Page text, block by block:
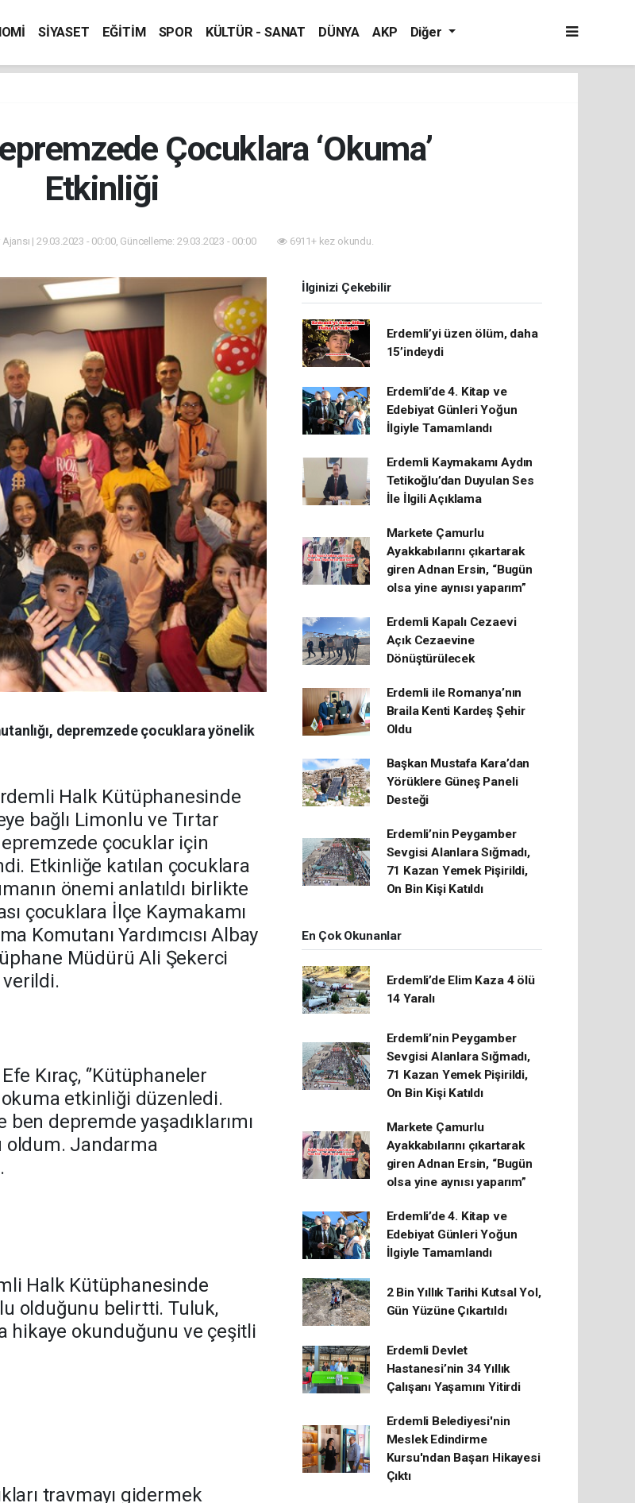
SİYASET EĞİTİM SPOR KÜLTÜR - SANAT DÜNYA AKP Diğer
Çocuklara ‘Okuma’
Etkinliği
| 29.03.2023 - 00:00, Güncelleme: 29.03.2023 - 00:00 6911+ kez okundu.
depremzede çocuklara yönelik
Halk Kütüphanesinde
bağlı Limonlu ve Tırtar
çocuklar için
Etkinliğe katılan çocuklara
önemi anlatıldı birlikte
çocuklara İlçe Kaymakamı
Komutanı Yardımcısı Albay
Müdürü Ali Şekerci
Kıraç, ‘’Kütüphaneler
etkinliği düzenledi.
depremde yaşadıklarımı
oldum. Jandarma
Halk Kütüphanesinde
olduğunu belirtti. Tuluk,
hikaye okunduğunu ve çeşitli
travmayı gidermek
İlginizi Çekebilir
Erdemli’yi üzen ölüm, daha
15’indeydi
Erdemli’de 4. Kitap ve
Edebiyat Günleri Yoğun
İlgiyle Tamamlandı
Erdemli Kaymakamı Aydın
Tetikoğlu’dan Duyulan Ses
İle İlgili Açıklama
Markete Çamurlu
Ayakkabılarını çıkartarak
giren Adnan Ersin, “Bugün
olsa yine aynısı yaparım”
Erdemli Kapalı Cezaevi
Açık Cezaevine
Dönüştürülecek
Erdemli ile Romanya’nın
Braila Kenti Kardeş Şehir
Oldu
Başkan Mustafa Kara’dan
Yörüklere Güneş Paneli
Desteği
Erdemli’nin Peygamber
Sevgisi Alanlara Sığmadı,
71 Kazan Yemek Pişirildi,
On Bin Kişi Katıldı
En Çok Okunanlar
Erdemli’de Elim Kaza 4 ölü
14 Yaralı
Erdemli’nin Peygamber
Sevgisi Alanlara Sığmadı,
71 Kazan Yemek Pişirildi,
On Bin Kişi Katıldı
Markete Çamurlu
Ayakkabılarını çıkartarak
giren Adnan Ersin, “Bugün
olsa yine aynısı yaparım”
Erdemli’de 4. Kitap ve
Edebiyat Günleri Yoğun
İlgiyle Tamamlandı
2 Bin Yıllık Tarihi Kutsal Yol,
Gün Yüzüne Çıkartıldı
Erdemli Devlet
Hastanesi’nin 34 Yıllık
Çalışanı Yaşamını Yitirdi
Erdemli Belediyesi'nin
Meslek Edindirme
Kursu'ndan Başarı Hikayesi
Çıktı